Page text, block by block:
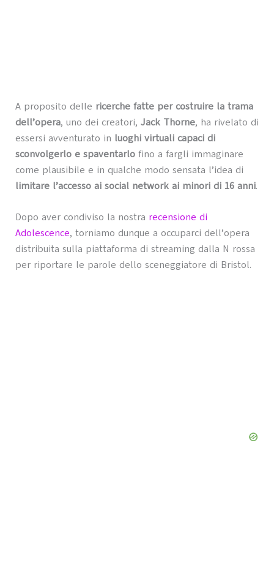
A proposito delle ricerche fatte per costruire la trama
dell’opera, uno dei creatori, Jack Thorne, ha rivelato di
essersi avventurato in luoghi virtuali capaci di
sconvolgerlo e spaventarlofino a fargli immaginare
come plausibile e in qualche modo sensata l’idea di
limitare l’accesso ai social network ai minori di 16 anni.
Dopo aver condiviso la nostra recensione di
Adolescence, torniamo dunque a occuparci dell’opera
distribuita sulla piattaforma di streaming dalla N rossa
per riportare le parole dello sceneggiatore di Bristol.